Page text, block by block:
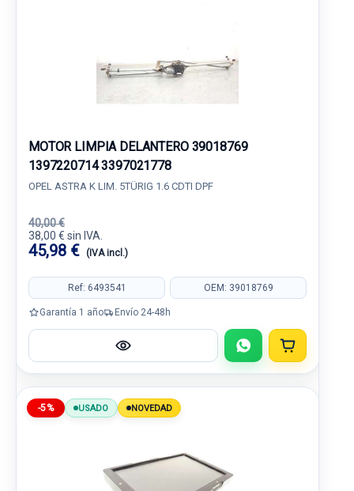
MOTOR LIMPIA DELANTERO 39018769
1397220714 3397021778
OPEL ASTRA K LIM. 5TÜRIG 1.6 CDTI DPF
40,00 €
38,00 € sin IVA.
45,98 € (IVA incl.)
Ref: 6493541 OEM: 39018769
Garantía 1 año Envío 24-48h
-5% USADO NOVEDAD